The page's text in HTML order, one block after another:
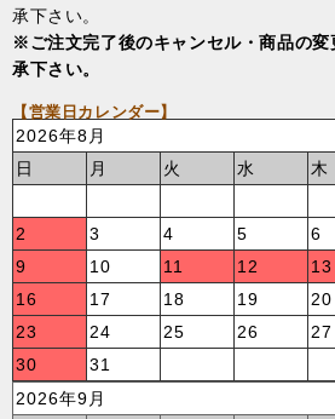
承下さい。
※ご注文完了後のキャンセル・商品の変
承下さい。
【営業日カレンダー】
2026年8月
日
月 火 水 木
2
3 4 5 6
9
10 11 12 13
16
17 18 19 20
23
24 25 26 27
30
31
2026年9月